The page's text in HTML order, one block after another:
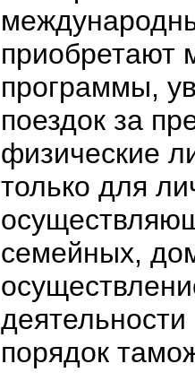
приобретают
программы,
поездок за
физические
только для
семейных,
порядок